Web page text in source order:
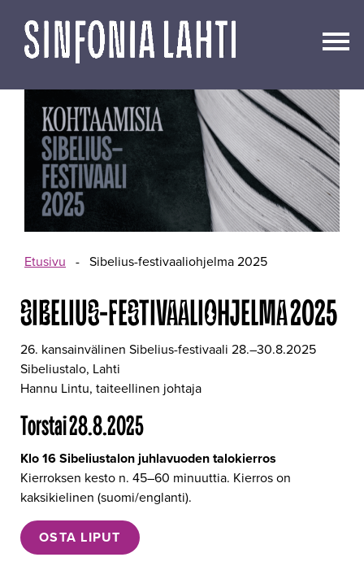
sisältöön
Etusivu - Sibelius-festivaaliohjelma 2025
SIBELIUS-FESTIVAALIOHJELMA 2025
26. kansainvälinen Sibelius-festivaali 28.–30.8.2025
Sibeliustalo, Lahti
Hannu Lintu, taiteellinen johtaja
Torstai 28.8.2025
Klo 16 Sibeliustalon juhlavuoden talokierros
Kierroksen kesto n. 45–60 minuuttia. Kierros on
kaksikielinen (suomi/englanti).
OSTA LIPUT